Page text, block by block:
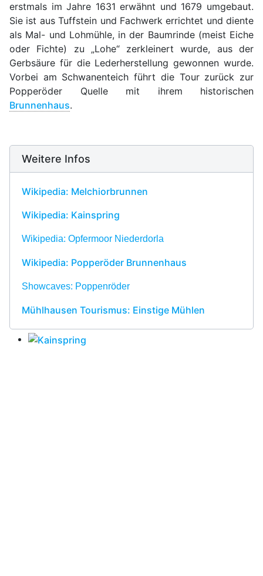
erstmals im Jahre 1631 erwähnt und 1679 umgebaut.
Sie ist aus Tuffstein und Fachwerk errichtet und diente
als Mal- und Lohmühle, in der Baumrinde (meist Eiche
oder Fichte) zu „Lohe“ zerkleinert wurde, aus der
Gerbsäure für die Lederherstellung gewonnen wurde.
Vorbei am Schwanenteich führt die Tour zurück zur
Popperöder Quelle mit ihrem historischen
Brunnenhaus.
Weitere Infos
Wikipedia: Melchiorbrunnen
Wikipedia: Kainspring
Wikipedia: Opfermoor Niederdorla
Wikipedia: Popperöder Brunnenhaus
Showcaves: Poppenröder
Mühlhausen Tourismus: Einstige Mühlen